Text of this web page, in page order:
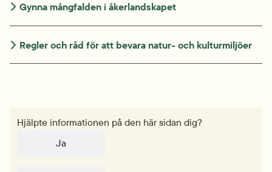
Gynna mångfalden i åkerlandskapet
Regler och råd för att bevara natur- och kulturmiljöer
Hjälpte informationen på den här sidan dig?
Ja